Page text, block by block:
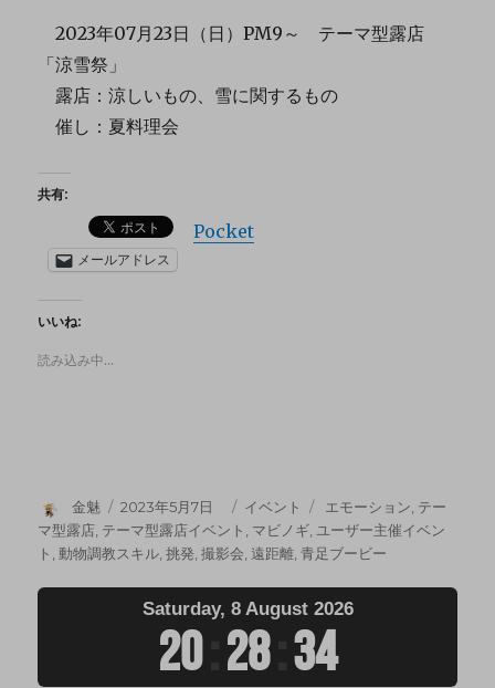
2023年07月23日（日）PM9～ テーマ型露店
「涼雪祭」
露店：涼しいもの、雪に関するもの
催し：夏料理会
共有:
Pocket
メールアドレス
いいね:
読み込み中…
金魅 2023年5月7日 イベント エモーション テー
マ型露店 テーマ型露店イベント マビノギ ユーザー主催イベン
ト ,動物調教スキル ,挑発 ,撮影会 ,遠距離 ,青足ブービー
Saturday, 8 August 2026
20 28 35